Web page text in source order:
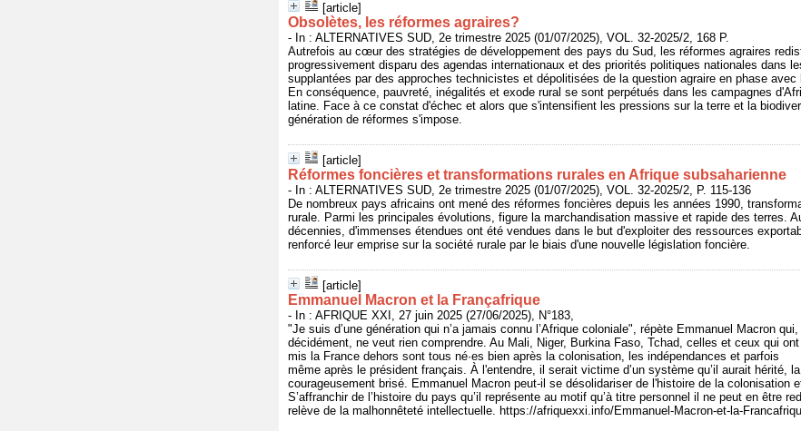
[article]
Obsolètes, les réformes agraires?
- In : ALTERNATIVES SUD, 2e trimestre 2025 (01/07/2025), VOL. 32-2025/2, 168 P.
Autrefois au cœur des stratégies de développement des pays du Sud, les réformes agraires
progressivement disparu des agendas internationaux et des priorités politiques nationales dans
supplantées par des approches technicistes et dépolitisées de la question agraire en phase
En conséquence, pauvreté, inégalités et exode rural se sont perpétués dans les campagnes
latine. Face à ce constat d'échec et alors que s'intensifient les pressions sur la terre et la
génération de réformes s'impose.
[article]
Réformes foncières et transformations rurales en Afrique subsaharienne
- In : ALTERNATIVES SUD, 2e trimestre 2025 (01/07/2025), VOL. 32-2025/2, P. 115-136
De nombreux pays africains ont mené des réformes foncières depuis les années 1990,
rurale. Parmi les principales évolutions, figure la marchandisation massive et rapide des terres.
décennies, d'immenses étendues ont été vendues dans le but d'exploiter des ressources
renforcé leur emprise sur la société rurale par le biais d'une nouvelle législation foncière.
[article]
Emmanuel Macron et la Françafrique
- In : AFRIQUE XXI, 27 juin 2025 (27/06/2025), N°183,
"Je suis d’une génération qui n’a jamais connu l’Afrique coloniale", répète Emmanuel Macron qui,
décidément, ne veut rien comprendre. Au Mali, Niger, Burkina Faso, Tchad, celles et ceux qui ont
mis la France dehors sont tous né·es bien après la colonisation, les indépendances et parfois
même après le président français. À l'entendre, il serait victime d’un système qu’il aurait hérité,
courageusement brisé. Emmanuel Macron peut-il se désolidariser de l'histoire de la colonisation
S’affranchir de l’histoire du pays qu’il représente au motif qu’à titre personnel il ne peut en être
relève de la malhonnêteté intellectuelle. https://afriquexxi.info/Emmanuel-Macron-et-la-